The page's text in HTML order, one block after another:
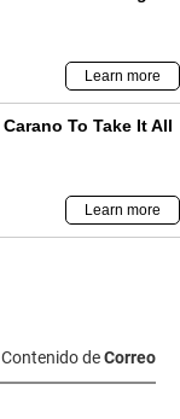
Contenido deCorreo